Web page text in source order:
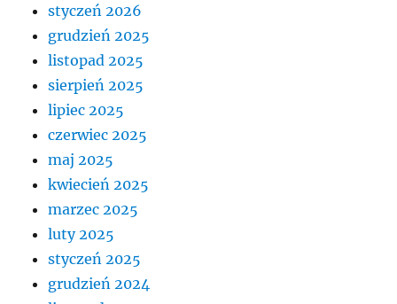
styczeń 2026
grudzień 2025
listopad 2025
sierpień 2025
lipiec 2025
czerwiec 2025
maj 2025
kwiecień 2025
marzec 2025
luty 2025
styczeń 2025
grudzień 2024